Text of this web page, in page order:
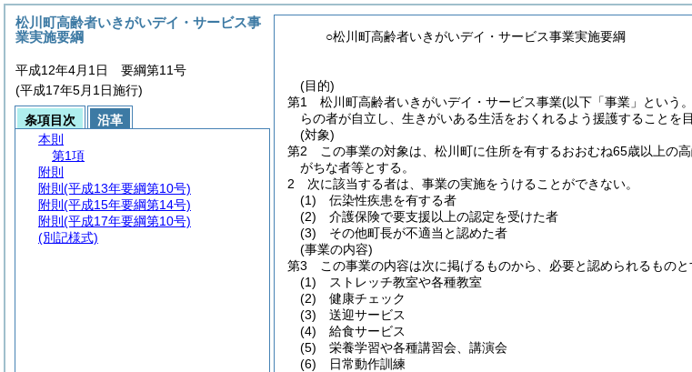
○松川町高齢者いきがいデイ・サービス事業実施要綱
(目的)
第1 松川町高齢者いきがいデイ・サービス事業(以下「事業」という
らの者が自立し、生きがいある生活をおくれるよう援護することを
(対象)
第2 この事業の対象は、松川町に住所を有するおおむね65歳以上の
がちな者等とする。
2 次に該当する者は、事業の実施をうけることができない。
(1) 伝染性疾患を有する者
(2) 介護保険で要支援以上の認定を受けた者
(3) その他町長が不適当と認めた者
(事業の内容)
第3 この事業の内容は次に掲げるものから、必要と認められるものと
(1) ストレッチ教室や各種教室
(2) 健康チェック
(3) 送迎サービス
(4) 給食サービス
(5) 栄養学習や各種講習会、講演会
(6) 日常動作訓練
松川町高齢者いきがいデイ・サービス事
業実施要綱
平成12年4月1日 要綱第11号
(平成17年5月1日施行)
条項目次
沿革
本則
第1項
附則
附則 (平成13年要綱第10号)
附則 (平成15年要綱第14号)
附則 (平成17年要綱第10号)
(別記様式)